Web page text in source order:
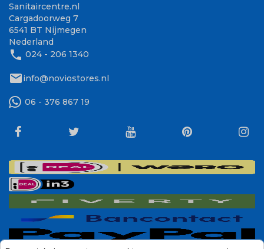
Sanitaircentre.nl
Cargadoorweg 7
6541 BT Nijmegen
Nederland
phone 024 - 206 1340
mailinfo@noviostores.nl
06 - 376 867 19